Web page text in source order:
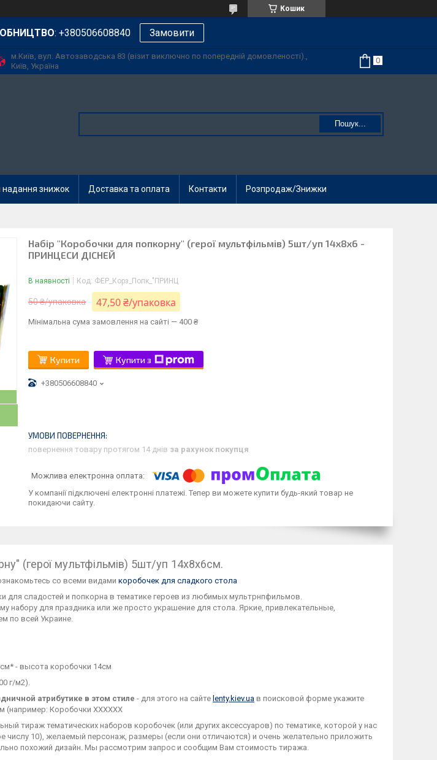
Кошик
: +380506608840 Замовити
м.Київ, вул. Автозаводська 83 (візит виключно по попередній домовленості).,
Київ, Україна
Пошук...
надання знижок Доставка та оплата Контакти Розпродаж/Знижки
Набір "Коробочки для попкорну" (герої мультфільмів) 5шт/уп 14х8х6 -
ПРИНЦЕСИ ДІСНЕЙ
В наявності Код: ФЕР_Корз_Попк_"ПРИНЦ
50 ₴/упаковка 47,50 ₴/упаковка
Мінімальна сума замовлення на сайті — 400 ₴
Купити Купити з
+380506608840
повернення товару протягом 14 днів за рахунок покупця
У компанії підключені електронні платежі. Тепер ви можете купити будь-який товар не
покидаючи сайту.
(герої мультфільмів) 5шт/уп 14х8х6см.
со всеми видами коробочек для сладкого стола
сладостей и попкорна в тематике героев из любимых мультрнпфильмов.
набору для праздника или же просто украшение для стола. Яркие, привлекательные,
по всей Украине.
- высота коробочки 14см
г/м2).
атрибутике в этом стиле - для этого на сайте lenty.kiev.ua в поисковой форме укажите
(например: Коробочки ХХХХХХ
тираж тематических наборов коробочек (или других аксессуаров) по тематике, которой у нас
числу 10), желаемый персонаж, размеры (если они отличаются) и очень желательно приложить
похожий дизайн. Мы рассмотрим запрос и сообщим Вам стоимость тиража.